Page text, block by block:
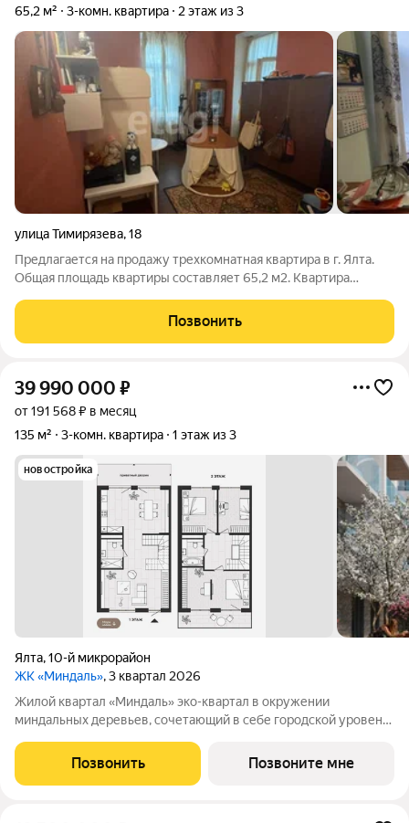
65,2 м² 3-комн. квартира 2 этаж из 3
улица Тимирязева,18
Предлагается на продажу трехкомнатная квартира в г. Ялта.
Общая площадь квартиры составляет 65,2 м2. Квартира
построен в 1917 году из бута, толщина стен 1 метр. Дом
расположен на участке 10 соток,
Позвонить
39 990 000 ₽
от 191 568 ₽ в месяц
135 м²
3-комн. квартира 1 этаж из 3
новостройка
Ялта,10-й микрорайон
ЖК «Миндаль», 3 квартал 2026
Жилой квартал «Миндаль» эко-квартал в окружении
миндальных деревьев, сочетающий в себе городской уровень
уюта загородной жизни. Жилой квартал «Миндаль»
расположен в Ялте природной сокровищнице
Позвонить Позвоните мне